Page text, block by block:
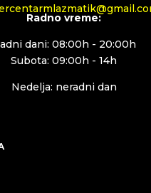
Radno vreme:
dani: 08:00h - 20:00h
Subota: 09:00h - 14h
Nedelja: neradni dan